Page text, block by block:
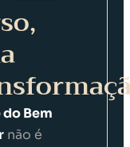
Bem
não é